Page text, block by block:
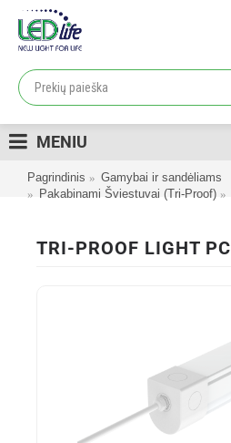
PRODUKTAI
LOJALUMO PROGRAMA
KATALOGAI
MENIU
Pagrindinis
Gamybai ir sandėliams
Pakabinami Šviestuvai (Tri-Proof)
TRI-PROOF LIGHT PC